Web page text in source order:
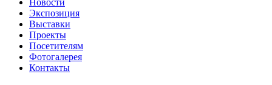
Новости
Экспозиция
Выставки
Проекты
Посетителям
Фотогалерея
Контакты